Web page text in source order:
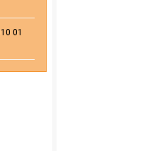
01